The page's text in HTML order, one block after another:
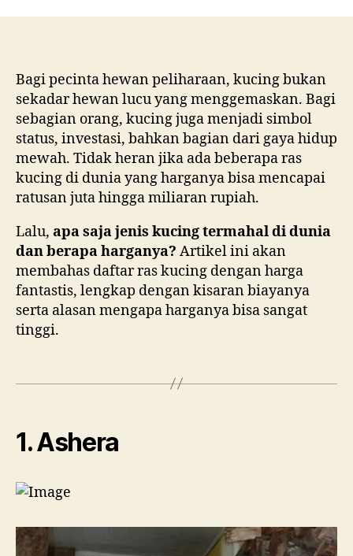
Bagi pecinta hewan peliharaan, kucing bukan
sekadar hewan lucu yang menggemaskan. Bagi
sebagian orang, kucing juga menjadi simbol
status, investasi, bahkan bagian dari gaya hidup
mewah. Tidak heran jika ada beberapa ras
kucing di dunia yang harganya bisa mencapai
ratusan juta hingga miliaran rupiah.
Lalu, apa saja jenis kucing termahal di dunia
dan berapa harganya? Artikel ini akan
membahas daftar ras kucing dengan harga
fantastis, lengkap dengan kisaran biayanya
serta alasan mengapa harganya bisa sangat
tinggi.
1. Ashera